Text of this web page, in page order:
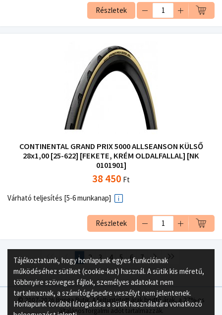
Részletek
CONTINENTAL GRAND PRIX 5000 ALLSEANSON KÜLSŐ
28x1,00 [25-622] [FEKETE, KRÉM OLDALFALLAL] [NK
0101901]
38 450 Ft
Várható teljesítés [5-6 munkanap]
Részletek
1 2 3 4 5 6 7
© 2007-2026 Bringa Butik. A feltüntetett árak bruttó árak, a 27%-os
általános forgalmi adót tartalmazzák.
Tájékoztatunk, hogy honlapunk egyes funkcióinak
működéséhez sütiket (cookie-kat) használ. A sütik kis méretű,
többnyire szöveges fájlok, személyes adatokat nem
tartalmaznak, a számítógépedre veszélyt nem jelentenek.
Honlapunk további látogatása a sütik használatára vonatkozó